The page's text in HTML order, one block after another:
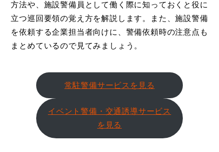
方法や、施設警備員として働く際に知っておくと役に
立つ巡回要領の覚え方を解説します。また、施設警備
を依頼する企業担当者向けに、警備依頼時の注意点も
まとめているので見てみましょう。
常駐警備サービスを見る
イベント警備・交通誘導サービス
を見る